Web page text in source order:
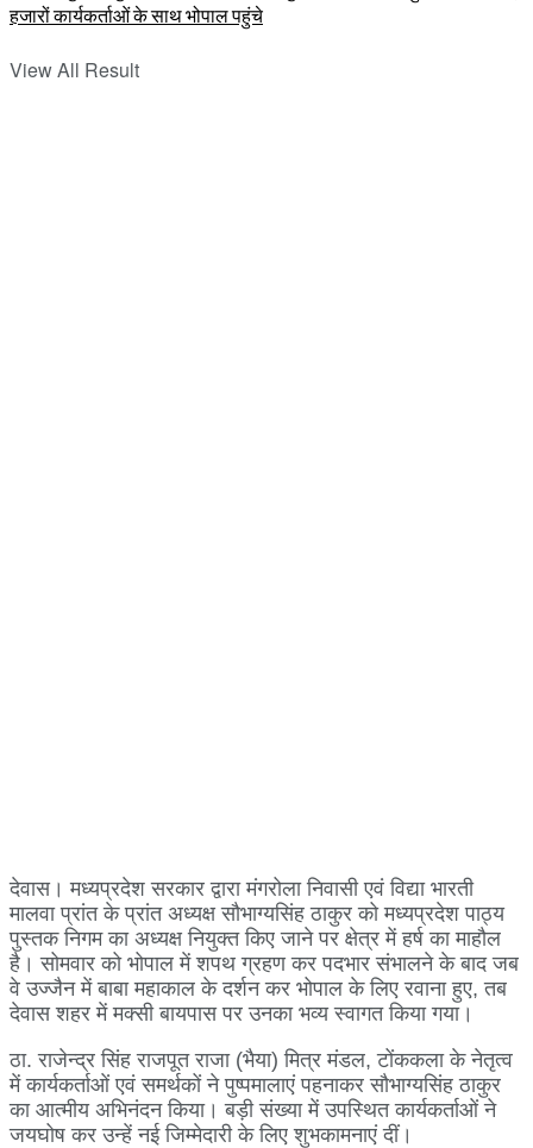
View All Result
देवास। मध्यप्रदेश सरकार द्वारा मंगरोला निवासी एवं विद्या भारती
मालवा प्रांत के प्रांत अध्यक्ष सौभाग्यसिंह ठाकुर को मध्यप्रदेश पाठ्य
पुस्तक निगम का अध्यक्ष नियुक्त किए जाने पर क्षेत्र में हर्ष का माहौल
है। सोमवार को भोपाल में शपथ ग्रहण कर पदभार संभालने के बाद जब
वे उज्जैन में बाबा महाकाल के दर्शन कर भोपाल के लिए रवाना हुए, तब
देवास शहर में मक्सी बायपास पर उनका भव्य स्वागत किया गया।
ठा. राजेन्द्र सिंह राजपूत राजा (भैया) मित्र मंडल, टोंककला के नेतृत्व
में कार्यकर्ताओं एवं समर्थकों ने पुष्पमालाएं पहनाकर सौभाग्यसिंह ठाकुर
का आत्मीय अभिनंदन किया। बड़ी संख्या में उपस्थित कार्यकर्ताओं ने
जयघोष कर उन्हें नई जिम्मेदारी के लिए शुभकामनाएं दीं।